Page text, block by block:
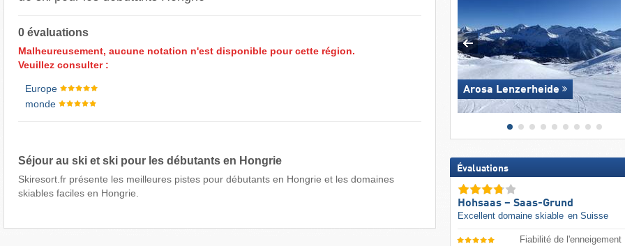
0 évaluations
Malheureusement, aucune notation n'est disponible pour cette région.
Veuillez consulter :
Europe
monde
Séjour au ski et ski pour les débutants en Hongrie
Skiresort.fr présente les meilleures pistes pour débutants en Hongrie et les domaines
skiables faciles en Hongrie.
Arosa Lenzerheide
Évaluations
Hohsaas – Saas-Grund
Excellent domaine skiable en Suisse
Fiabilité de l'enneigement